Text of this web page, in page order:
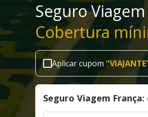
Seguro
Cobertura
Aplicar cupom "VIAJANTE
Seguro Viagem